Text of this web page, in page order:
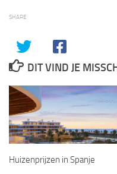
SHARE
DIT VIND JE
Huizenprijzen in Spanje